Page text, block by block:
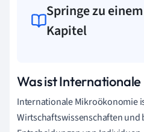
Springe zu
Kapitel
Was ist
Internationale Mikroökonomie
Wirtschaftswissenschaften und